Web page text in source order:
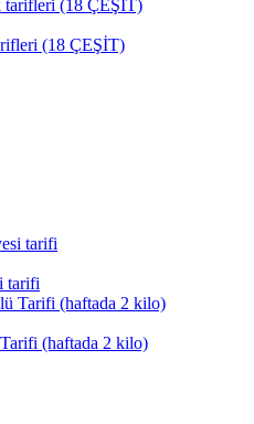
(18 ÇEŞİT)
tarifi
(haftada 2 kilo)